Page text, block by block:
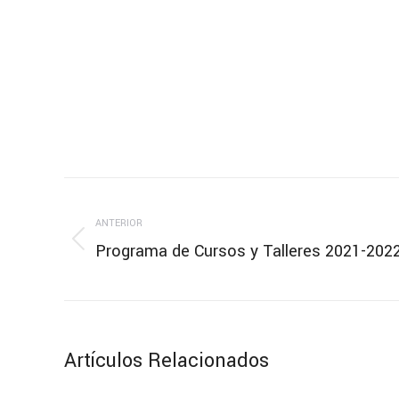
entre
ANTERIOR
Publicación
Programa de Cursos y Talleres 2021-
Artículos Relacionados